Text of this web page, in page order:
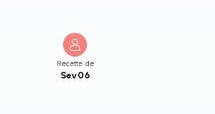
Recette de
Sev06